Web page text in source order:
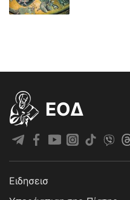
EOΔ
Ειδησεισ